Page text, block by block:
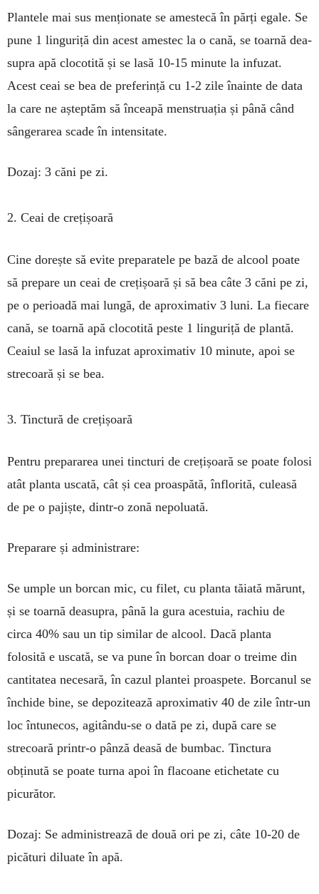
Plantele mai sus menționate se ames­tecă în părți egale. Se
pune 1 linguriță din acest ames­tec la o cană, se toarnă dea­
supra apă clo­cotită și se lasă 10-15 mi­nute la infuzat.
Acest ceai se bea de pre­ferință cu 1-2 zile înainte de data
la care ne așteptăm să înceapă menstruația și până când
sângerarea scade în inten­sitate.
Dozaj: 3 căni pe zi.
2. Ceai de crețișoară
Cine dorește să evite preparatele pe bază de alcool poate
să prepare un ceai de crețișoară și să bea câte 3 căni pe zi,
pe o perioadă mai lungă, de aproximativ 3 luni. La fiecare
cană, se toarnă apă clocotită peste 1 linguriță de plantă.
Ceaiul se lasă la in­fu­zat aproximativ 10 minute, apoi se
strecoară și se bea.
3. Tinctură de crețișoară
Pentru prepararea unei tincturi de crețișoară se poate folosi
atât planta uscată, cât și cea proas­pătă, înflorită, culeasă
de pe o pajiște, dintr-o zonă nepo­luată.
Preparare și administrare:
Se umple un borcan mic, cu filet, cu planta tăiată mărunt,
și se toar­nă deasupra, până la gura aces­tuia, rachiu de
circa 40% sau un tip similar de alcool. Dacă planta
folosită e uscată, se va pune în borcan doar o treime din
canti­tatea necesară, în cazul plantei proas­pete. Borcanul se
închide bine, se depozitează aproximativ 40 de zile într-un
loc întunecos, agi­tându-se o dată pe zi, după care se
strecoară printr-o pânză deasă de bumbac. Tinctura
obținută se poate turna apoi în flacoane etichetate cu
picurător.
Dozaj: Se administrează de două ori pe zi, câte 10-20 de
picături diluate în apă.